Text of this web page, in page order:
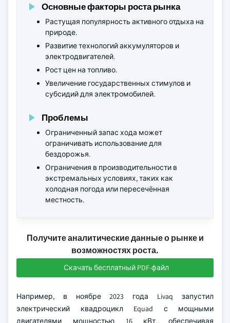
Основные факторы роста рынка
Растущая популярность активного отдыха на
природе.
Развитие технологий аккумуляторов и
электродвигателей.
Рост цен на топливо.
Увеличение государственных стимулов и
субсидий для электромобилей.
Проблемы
Ограниченный запас хода может
ограничивать использование для
бездорожья.
Ограничения в производительности в
экстремальных условиях, таких как
холодная погода или пересечённая
местность.
Получите аналитические данные о рынке и
возможностях роста.
Скачать бесплатный PDF-файл
Например, в ноябре 2023 года Livaq запустил
электрический квадроцикл Equad с мощными
двигателями мощностью 16 кВт, обеспечивая